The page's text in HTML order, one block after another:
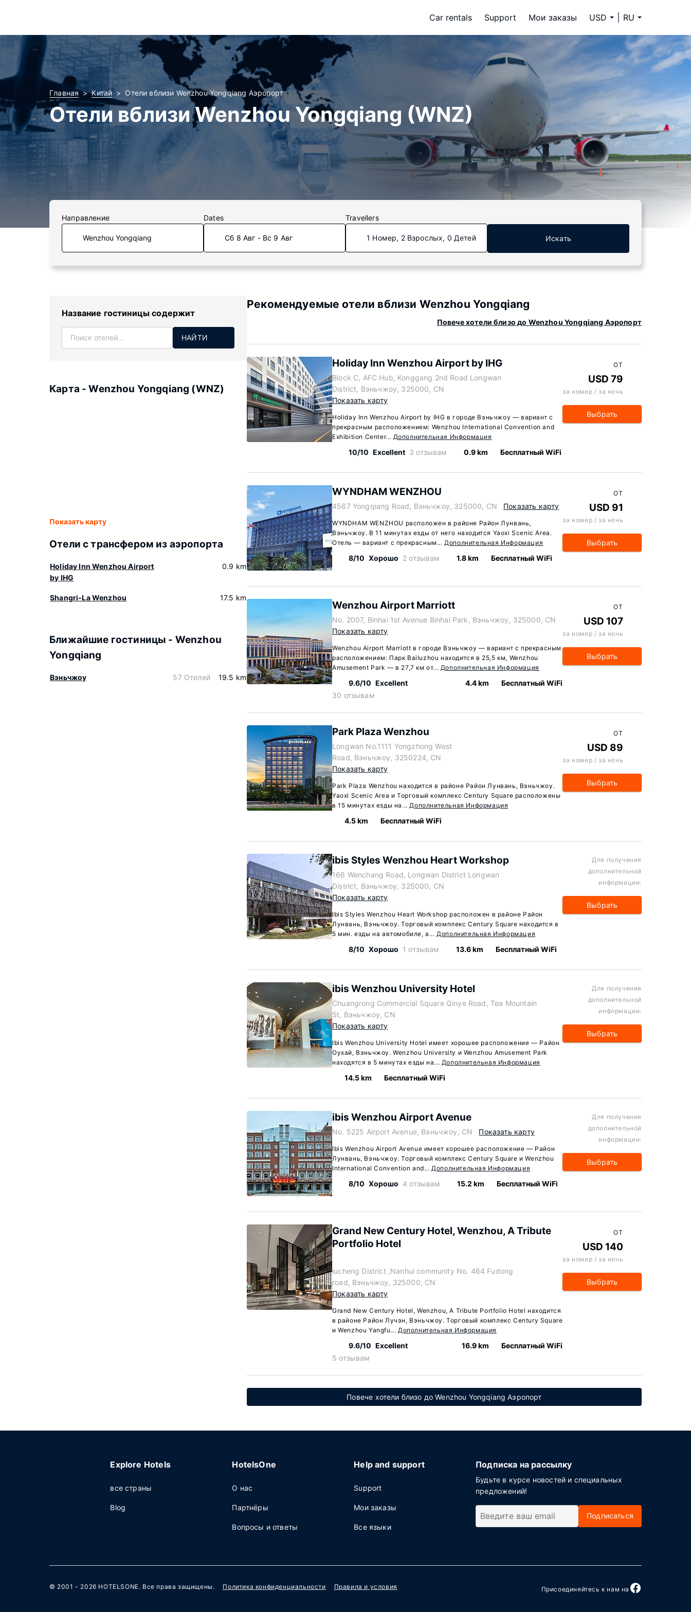
Car rentals Support Мои заказы USD RU
Главная Китай Отели вблизи Wenzhou Yongqiang Аэропорт
Отели вблизи Wenzhou Yongqiang (WNZ)
Направление Dates
Сб 8 Авг - Вс 9 Авг
Travellers
1 Номер, 2 Взрослых, 0 Детей Искать
Название гостиницы содержит
НАЙТИ
Карта - Wenzhou Yongqiang (WNZ)
Показать карту
Отели с трансфером из аэропорта
Holiday Inn Wenzhou Airport
by IHG
0.9 km
Shangri-La Wenzhou 17.5 km
Ближайшие гостиницы - Wenzhou
Yongqiang
Вэньчжоу 57 Отелей 19.5 km
Рекомендуемые отели вблизи Wenzhou Yongqiang
Повече хотели близо до Wenzhou Yongqiang Аэропорт
Holiday Inn Wenzhou Airport by IHG
Block C, AFC Hub, Konggang 2nd Road Longwan
District, Вэньчжоу, 325000, CN
Показать карту
Holiday Inn Wenzhou Airport by IHG в городе Вэньчжоу — вариант с
прекрасным расположением: Wenzhou International Convention and
Exhibition Center... Дополнительная Информация
10/10 Excellent 3 отзывам 0.9 km Бесплатный WiFi
ОТ
USD 79
за номер / за ночь
Выбрать
WYNDHAM WENZHOU
4567 Yongqiang Road, Вэньчжоу, 325000, CN Показать карту
WYNDHAM WENZHOU расположен в районе Район Лунвань,
Вэньчжоу. В 11 минутах езды от него находится Yaoxi Scenic Area.
Отель — вариант с прекрасным...Дополнительная Информация
8/10 Хорошо 2 отзывам 1.8 km Бесплатный WiFi
ОТ
USD 91
за номер / за ночь
Выбрать
Wenzhou Airport Marriott
No. 2007, Binhai 1st Avenue Binhai Park, Вэньчжоу, 325000, CN
Показать карту
Wenzhou Airport Marriott в городе Вэньчжоу — вариант с прекрасным
расположением: Парк Bailuzhou находится в 25,5 км, Wenzhou
Amusement Park — в 27,7 км от... Дополнительная Информация
9.6/10 Excellent
30 отзывам
4.4 km Бесплатный WiFi
ОТ
USD 107
за номер / за ночь
Выбрать
Park Plaza Wenzhou
Longwan No.1111 Yongzhong West
Road, Вэньчжоу, 3250224, CN
Показать карту
Park Plaza Wenzhou находится в районе Район Лунвань, Вэньчжоу.
Yaoxi Scenic Area и Торговый комплекс Century Square расположены
в 15 минутах езды на...Дополнительная Информация
4.5 km Бесплатный WiFi
ОТ
USD 89
за номер / за ночь
Выбрать
ibis Styles Wenzhou Heart Workshop
166 Wenchang Road, Longwan District Longwan
District, Вэньчжоу, 325000, CN
Показать карту
Ibis Styles Wenzhou Heart Workshop расположен в районе Район
Лунвань, Вэньчжоу. Торговый комплекс Century Square находится в
5 мин. езды на автомобиле, а...Дополнительная Информация
8/10 Хорошо 1 отзывам 13.6 km Бесплатный WiFi
Для получения
дополнительной
информации:
Выбрать
ibis Wenzhou University Hotel
Chuangrong Commercial Square Qinye Road, Tea Mountain
St, Вэньчжоу, CN
Показать карту
Ibis Wenzhou University Hotel имеет хорошее расположение — Район
Оухай, Вэньчжоу. Wenzhou University и Wenzhou Amusement Park
находятся в 5 минутах езды на... Дополнительная Информация
14.5 km Бесплатный WiFi
Для получения
дополнительной
информации:
Выбрать
ibis Wenzhou Airport Avenue
No. 5225 Airport Avenue, Вэньчжоу, CN Показать карту
Ibis Wenzhou Airport Avenue имеет хорошее расположение — Район
Лунвань, Вэньчжоу. Торговый комплекс Century Square и Wenzhou
International Convention and...Дополнительная Информация
8/10 Хорошо 4 отзывам 15.2 km Бесплатный WiFi
Для получения
дополнительной
информации:
Выбрать
Grand New Century Hotel, Wenzhou, A Tribute
Portfolio Hotel
lucheng District ,Nanhui community No. 464 Fudong
road, Вэньчжоу, 325000, CN
Показать карту
Grand New Century Hotel, Wenzhou, A Tribute Portfolio Hotel находится
в районе Район Лучэн, Вэньчжоу. Торговый комплекс Century Square
и Wenzhou Yangfu... Дополнительная Информация
9.6/10 Excellent
5 отзывам
16.9 km Бесплатный WiFi
ОТ
USD 140
за номер / за ночь
Выбрать
Повече хотели близо до Wenzhou Yongqiang Аэропорт
Explore Hotels
все страны
Blog
HotelsOne
О нас
Партнёры
Вопросы и ответы
Help and support
Support
Мои заказы
Все языки
Подписка на рассылку
Будьте в курсе новостей и специальных
предложений!
Подписаться
© 2001 - 2026 HOTELSONE. Все права защищены. Политика конфиденциальности Правила и условия Присоединяйтесь к нам на